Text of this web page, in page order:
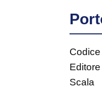
Codice
Editore
Scala